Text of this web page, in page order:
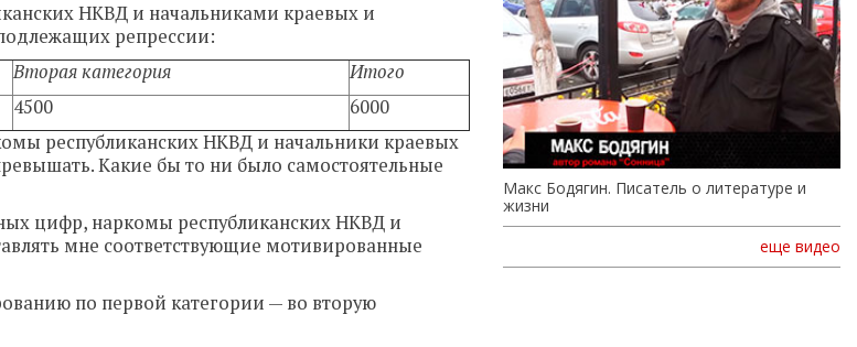
НКВД и начальниками краевых и
репрессии:
Вторая категория
Итого
4500
6000
республиканских НКВД и начальники краевых
Какие бы то ни было самостоятельные
цифр, наркомы республиканских НКВД и
мне соответствующие мотивированные
по первой категории — во вторую
Макс Бодягин. Писатель о литературе и
жизни
еще видео